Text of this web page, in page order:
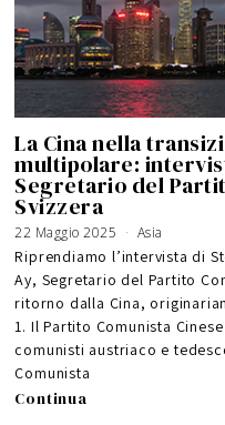
La Cina nella
multipolare:
Segretario del
Svizzera
22 Maggio 2025
G
g
o
2
0
2
Asia
Riprendiamo l’intervista di
Ay, Segretario del Partito
ritorno dalla Cina,
1. Il Partito Comunista
comunisti austriaco e
Comunista
Continua